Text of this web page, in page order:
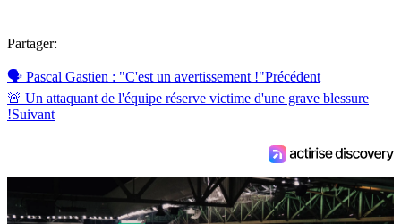
Partager:
🗣️ Pascal Gastien : "C'est un avertissement !"Précédent
🚨 Un attaquant de l'équipe réserve victime d'une grave blessure
!Suivant